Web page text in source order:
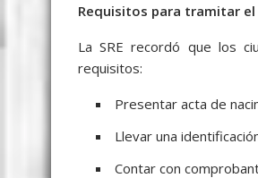
Requisitos para tramitar
La SRE recordó que los
requisitos:
Presentar acta de
Llevar una
Contar con